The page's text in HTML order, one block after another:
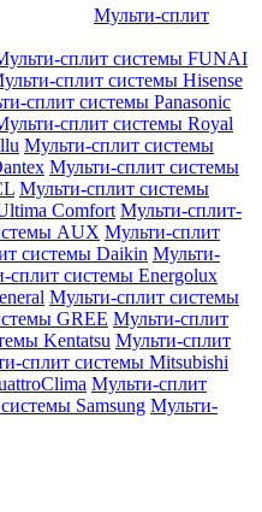
Мульти-сплит
сплит системы FUNAI
сплит системы Hisense
сплит системы Panasonic
сплит системы Royal
Мульти-сплит системы
Мульти-сплит системы
Мульти-сплит системы
Comfort Мульти-сплит-
AUX Мульти-сплит
системы Daikin Мульти-
сплит системы Energolux
Мульти-сплит системы
GREE Мульти-сплит
Kentatsu Мульти-сплит
сплит системы Mitsubishi
Мульти-сплит
Samsung Мульти-